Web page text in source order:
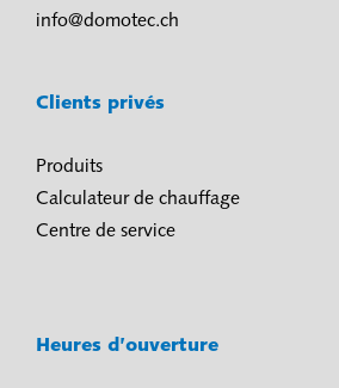
info@domotec.ch
Clients privés
Produits
Calculateur de chauffage
Centre de service
Heures d’ouverture